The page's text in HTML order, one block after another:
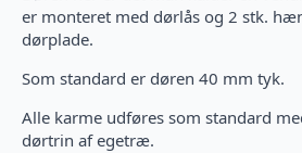
er monteret med dørlås og 2 stk.
dørplade.
Som standard er døren 40 mm tyk.
Alle karme udføres som standard
dørtrin af egetræ.